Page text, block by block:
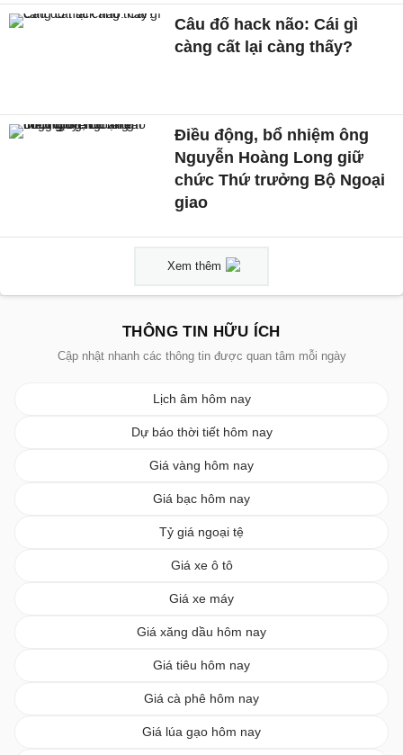
Câu đố hack não: Cái gì
càng cất lại càng thấy?
Điều động, bổ nhiệm ông
Nguyễn Hoàng Long giữ
chức Thứ trưởng Bộ Ngoại
giao
Xem thêm
THÔNG TIN HỮU ÍCH
Cập nhật nhanh các thông tin được quan tâm mỗi ngày
Lịch âm hôm nay
Dự báo thời tiết hôm nay
Giá vàng hôm nay
Giá bạc hôm nay
Tỷ giá ngoại tệ
Giá xe ô tô
Giá xe máy
Giá xăng dầu hôm nay
Giá tiêu hôm nay
Giá cà phê hôm nay
Giá lúa gạo hôm nay